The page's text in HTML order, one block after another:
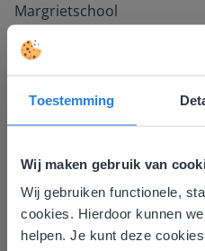
Toestemming
Wij maken gebruik van
Wij gebruiken functionele,
cookies. Hierdoor kunnen
helpen. Je kunt deze
Margrietschool
Deze website
overeen met je